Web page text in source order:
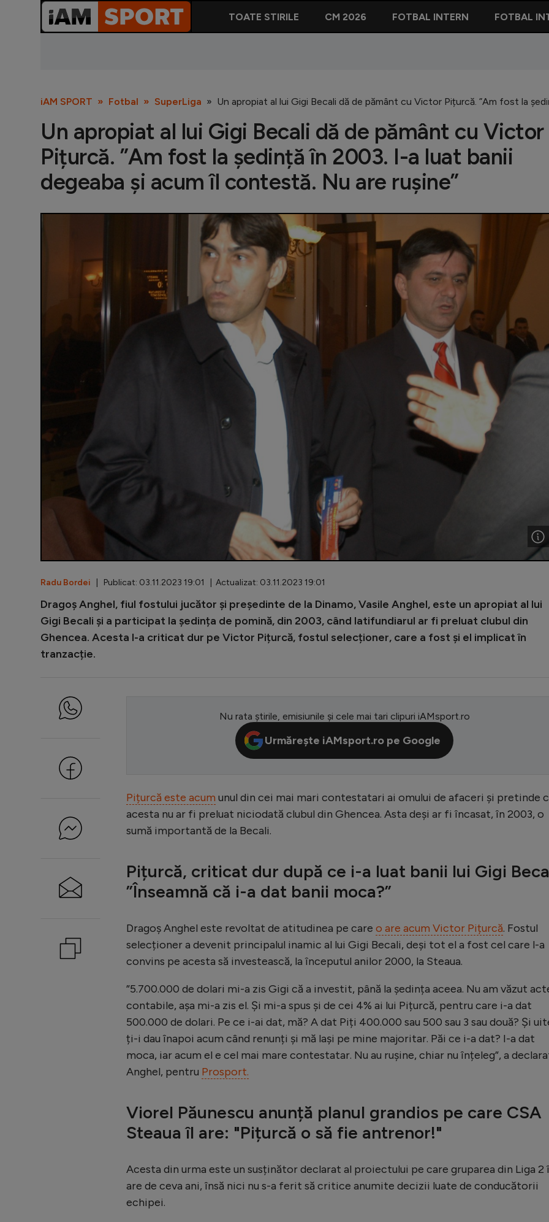
TOATE STIRILE CM 2026 FOTBAL INTERN FOTBAL
iAM SPORT Fotbal SuperLiga Un apropiat al lui Gigi Becali dă de pământ cu Victor Pițurcă. ”Am fost la
Un apropiat al lui Gigi Becali dă de pământ cu Victor
Pițurcă. ”Am fost la ședință în 2003. I-a luat banii
degeaba și acum îl contestă. Nu are rușine”
Radu Bordei | Publicat: 03.11.2023 19:01 | Actualizat: 03.11.2023 19:01
Dragoș Anghel, fiul fostului jucător și președinte de la Dinamo, Vasile Anghel, este un apropiat al lui
Gigi Becali și a participat la ședința de pomină, din 2003, când latifundiarul ar fi preluat clubul din
Ghencea. Acesta l-a criticat dur pe Victor Pițurcă, fostul selecționer, care a fost și el implicat în
tranzacție.
Nu rata știrile, emisiunile și cele mai tari clipuri iAMsport.ro
Urmărește iAMsport.ro pe Google
Pițurcă este acum unul din cei mai mari contestatari ai omului de afaceri și pretinde
acesta nu ar fi preluat niciodată clubul din Ghencea. Asta deși ar fi încasat, în 2003, o
sumă importantă de la Becali.
Pițurcă, criticat dur după ce i-a luat banii lui Gigi
”Înseamnă că i-a dat banii moca?”
Dragoș Anghel este revoltat de atitudinea pe care o are acum Victor Pițurcă. Fostul
selecționer a devenit principalul inamic al lui Gigi Becali, deși tot el a fost cel care l-a
convins pe acesta să investească, la începutul anilor 2000, la Steaua.
”5.700.000 de dolari mi-a zis Gigi că a investit, până la ședința aceea. Nu am văzut
contabile, așa mi-a zis el. Și mi-a spus și de cei 4% ai lui Pițurcă, pentru care i-a dat
500.000 de dolari. Pe ce i-ai dat, mă? A dat Piți 400.000 sau 500 sau 3 sau două? Și
ți-i dau înapoi acum când renunți și mă lași pe mine majoritar. Păi ce i-a dat? I-a dat
moca, iar acum el e cel mai mare contestatar. Nu au rușine, chiar nu înțeleg”, a
Anghel, pentru Prosport.
Viorel Păunescu anunță planul grandios pe care CSA
Steaua îl are: "Pițurcă o să fie antrenor!"
Acesta din urma este un susținător declarat al proiectului pe care gruparea din Liga 2
are de ceva ani, însă nici nu s-a ferit să critice anumite decizii luate de conducătorii
echipei.